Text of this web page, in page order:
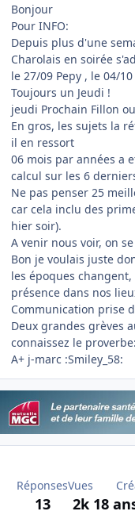
Bonjour
Pour INFO:
Depuis plus d'une
Charolais en soirée
le 27/09 Pepy , le 04/
Toujours un Jeudi !
jeudi Prochain Fillon
En gros, les sujets la
il en ressort
06 mois par années a
calcul sur les 6
Ne pas penser 25
car cela inclu des
hier soir).
A venir nous voir, on
Bon je voulais juste
les époques
présence dans nos
Communication prise
Deux grandes grèves
connaissez le
A+ j-marc :Smiley_58:
Réponses
13
Vues
2k 18